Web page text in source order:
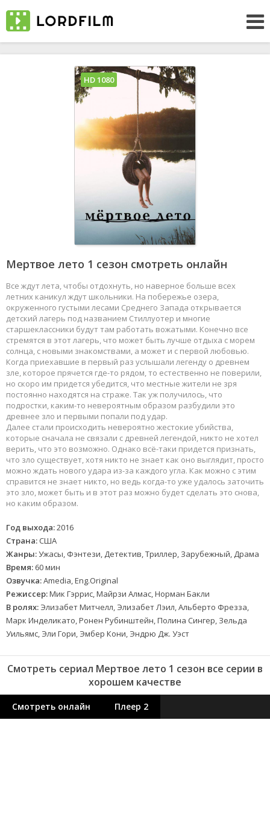
Мертвое лето 1 сезон смотреть онлайн
Все ждут лета, чтобы отдохнуть, но наверное больше всех
летних каникул ждут школьники. На побережье озера,
окруженного густыми лесами Среднего Запада открывается
детский лагерь под названием Стиллуотер и многие
старшеклассники будут там работать вожатыми. Конечно все
стремятся в этот лагерь, что может быть лучше отдыха с морем
солнца, с новыми знакомствами, а может и с первой любовью.
Когда приехавшие в первый раз услышали легенду о древнем
зле, которое прячется где-то рядом, то естественно не поверили,
но скоро им придется убедится, что местные жители не зря
постоянно находятся на страже. Так уж получилось, что
подростки, каким-то невероятным образом разбудили это
древнее зло и первыми попали под удар.
Далее стали происходить невероятно жестокие убийства,
которые сначала не связали с древней легендой, никто не хотел
верить, что это возможно. Однако всё-таки придется признать,
что зло существует, хотя никто не знает как оно выглядит, просто
можно ждать нового удара из-за каждого угла. Как можно с этим
справится не знает никто, но ведь когда-то уже удалось заточить
это зло, может быть и в этот раз можно будет сделать это снова,
но каким образом.
Год выхода:2016
Страна: США
Жанры:Ужасы, Фэнтези, Детектив, Триллер, Зарубежный, Драма
Время: 60 мин
Озвучка:Amedia, Eng.Original
Режиссер:Мик Гэррис, Майрзи Алмас, Норман Бакли
В ролях: Элизабет Митчелл, Элизабет Лэил, Альберто Фрезза,
Марк Инделикато, Ронен Рубинштейн, Полина Сингер, Зельда
Уильямс, Эли Гори, Эмбер Кони, Эндрю Дж. Уэст
HD 1080
Смотреть сериал Мертвое лето 1 сезон все серии в
хорошем качестве
Смотреть онлайн Плеер 2